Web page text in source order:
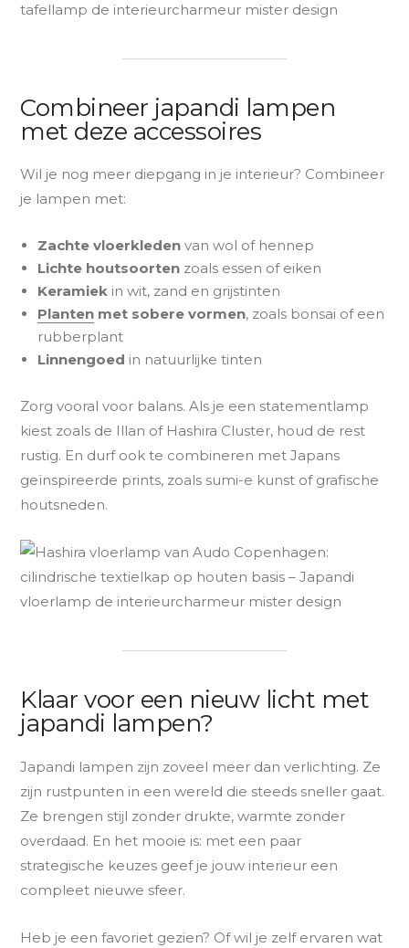
Combineer japandi lampen
met deze accessoires
Wil je nog meer diepgang in je interieur? Combineer
je lampen met:
Zachte vloerkleden van wol of hennep
Lichte houtsoorten zoals essen of eiken
Keramiek in wit, zand en grijstinten
Planten met sobere vormen, zoals bonsai of een
rubberplant
Linnengoed in natuurlijke tinten
Zorg vooral voor balans. Als je een statementlamp
kiest zoals de Illan of Hashira Cluster, houd de rest
rustig. En durf ook te combineren met Japans
geïnspireerde prints, zoals sumi-e kunst of grafische
houtsneden.
Klaar voor een nieuw licht met
japandi lampen?
Japandi lampen zijn zoveel meer dan verlichting. Ze
zijn rustpunten in een wereld die steeds sneller gaat.
Ze brengen stijl zonder drukte, warmte zonder
overdaad. En het mooie is: met een paar
strategische keuzes geef je jouw interieur een
compleet nieuwe sfeer.
Heb je een favoriet gezien? Of wil je zelf ervaren wat